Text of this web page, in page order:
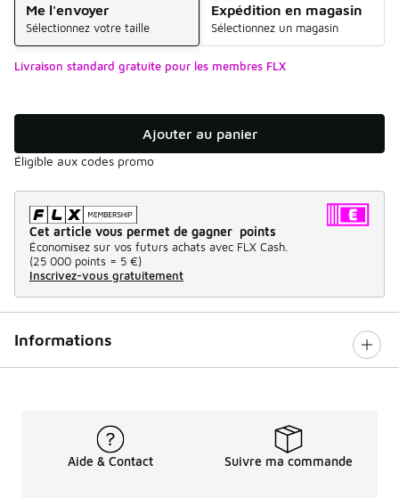
Me l'envoyer
Sélectionnez votre taille
Expédition en magasin
Sélectionnez un magasin
Livraison standard gratuite pour les membres FLX
Ajouter au panier
Éligible aux codes promo
Cet article vous permet de gagner points
Économisez sur vos futurs achats avec FLX Cash.
(25 000 points = 5 €)
Inscrivez-vous gratuitement
Informations
Aide & Contact Suivre ma commande